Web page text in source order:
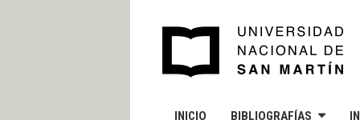
INICIO BIBLIOGRAFÍAS